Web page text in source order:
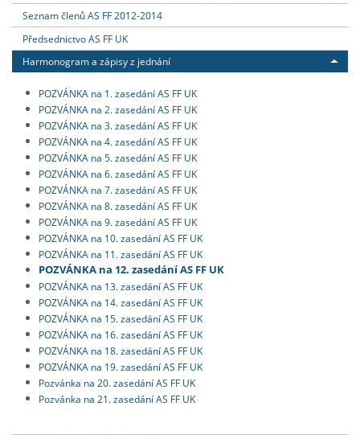
Seznam členů AS FF 2012-2014
Předsednictvo AS FF UK
Harmonogram a zápisy z jednání
POZVÁNKA na 1. zasedání AS FF UK
POZVÁNKA na 2. zasedání AS FF UK
POZVÁNKA na 3. zasedání AS FF UK
POZVÁNKA na 4. zasedání AS FF UK
POZVÁNKA na 5. zasedání AS FF UK
POZVÁNKA na 6. zasedání AS FF UK
POZVÁNKA na 7. zasedání AS FF UK
POZVÁNKA na 8. zasedání AS FF UK
POZVÁNKA na 9. zasedání AS FF UK
POZVÁNKA na 10. zasedání AS FF UK
POZVÁNKA na 11. zasedání AS FF UK
POZVÁNKA na 12. zasedání AS FF UK
POZVÁNKA na 13. zasedání AS FF UK
POZVÁNKA na 14. zasedání AS FF UK
POZVÁNKA na 15. zasedání AS FF UK
POZVÁNKA na 16. zasedání AS FF UK
POZVÁNKA na 18. zasedání AS FF UK
POZVÁNKA na 19. zasedání AS FF UK
Pozvánka na 20. zasedání AS FF UK
Pozvánka na 21. zasedání AS FF UK